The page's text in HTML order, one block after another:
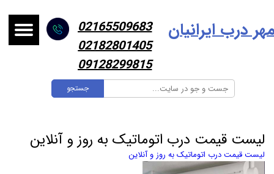
جستجو
درب ایرانیان
02165509683
02182801405
09128299815
لیست قیمت درب اتوماتیک به روز و آنلاین
لیست قیمت درب اتوماتیک به روز و آنلاین